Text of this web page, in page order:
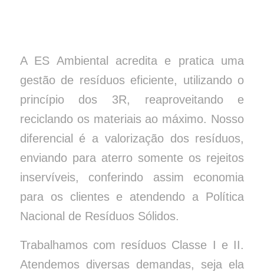
A ES Ambiental acredita e pratica uma
gestão de resíduos eficiente, utilizando o
princípio dos 3R, reaproveitando e
reciclando os materiais ao máximo. Nosso
diferencial é a valorização dos resíduos,
enviando para aterro somente os rejeitos
inservíveis, conferindo assim economia
para os clientes e atendendo a Política
Nacional de Resíduos Sólidos.
Trabalhamos com resíduos Classe I e II.
Atendemos diversas demandas, seja ela